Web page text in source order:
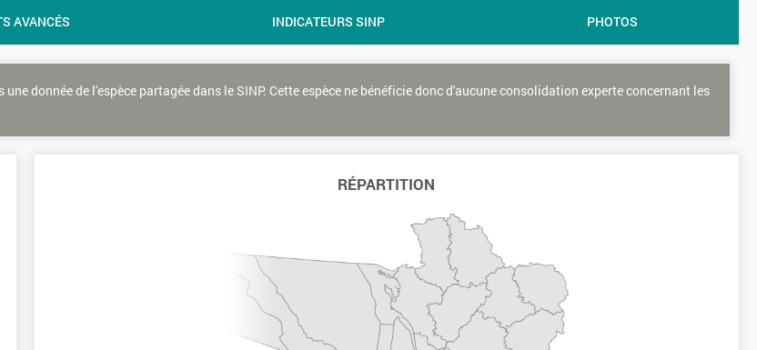
AVANCÉS INDICATEURS SINP PHOTOS
donnée de l'espèce partagée dans le SINP. Cette espèce ne bénéficie donc d'aucune consolidation experte concernant les
RÉPARTITION